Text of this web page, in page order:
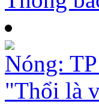
Nóng:
"Thổi là